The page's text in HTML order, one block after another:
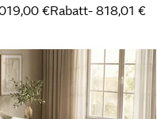
€Rabatt- 818,01 €